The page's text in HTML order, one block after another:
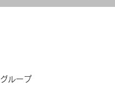
グループ